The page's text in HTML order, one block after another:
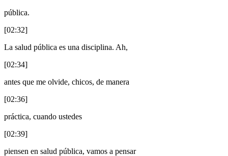
pública.
[02:32]
La salud pública es una disciplina. Ah,
[02:34]
antes que me olvide, chicos, de manera
[02:36]
práctica, cuando ustedes
[02:39]
piensen en salud pública, vamos a pensar